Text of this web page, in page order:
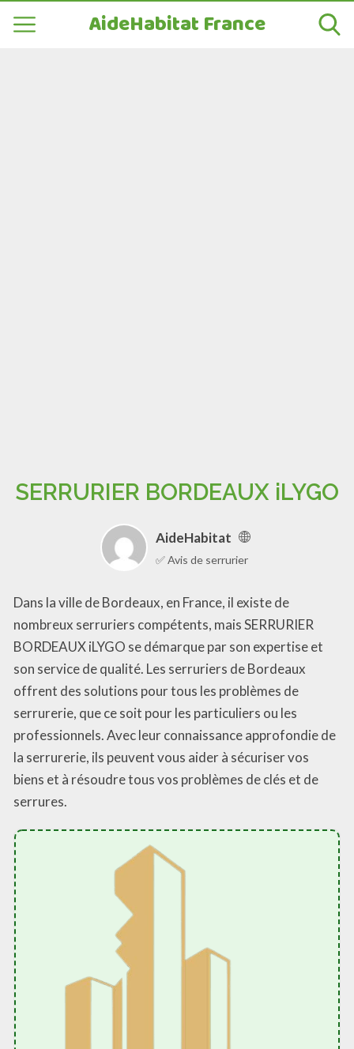
AideHabitat France
SERRURIER BORDEAUX iLYGO
AideHabitat
✅ Avis de serrurier
Dans la ville de Bordeaux, en France, il existe de
nombreux serruriers compétents, mais SERRURIER
BORDEAUX iLYGO se démarque par son expertise et
son service de qualité. Les serruriers de Bordeaux
offrent des solutions pour tous les problèmes de
serrurerie, que ce soit pour les particuliers ou les
professionnels. Avec leur connaissance approfondie de
la serrurerie, ils peuvent vous aider à sécuriser vos
biens et à résoudre tous vos problèmes de clés et de
serrures.